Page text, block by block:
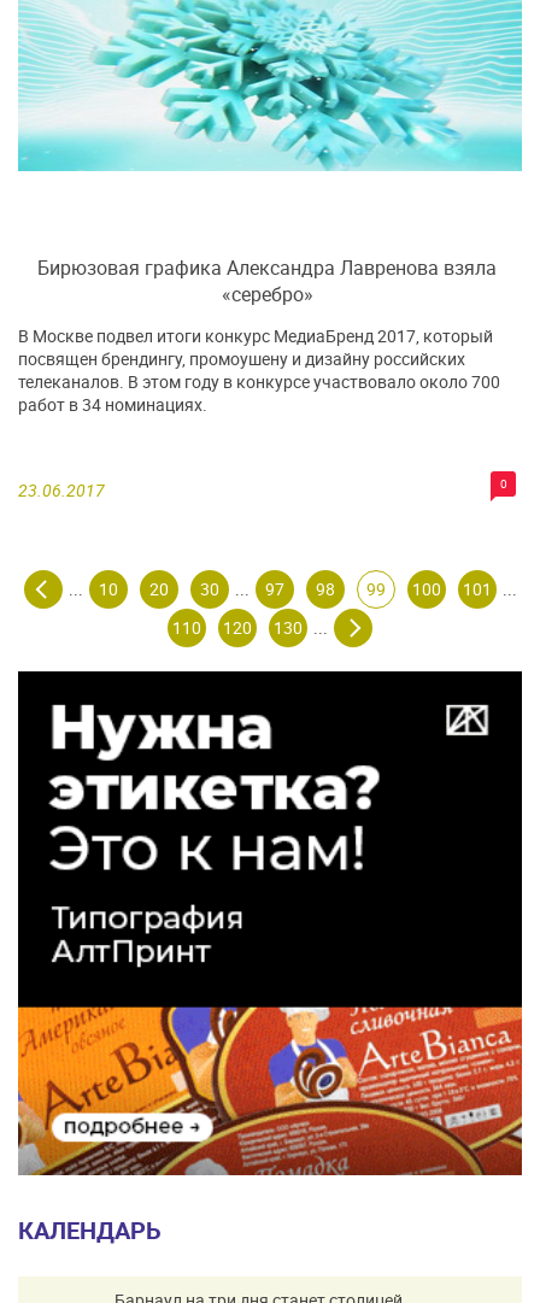
Бирюзовая графика Александра Лавренова взяла
«серебро»
23.06.2017 0
В Москве подвел итоги конкурс МедиаБренд 2017, который
посвящен брендингу, промоушену и дизайну российских
телеканалов. В этом году в конкурсе участвовало около 700
работ в 34 номинациях.
... 10 20 30 ... 97 98 99 100 101
...
110
120 130 ...
КАЛЕНДАРЬ